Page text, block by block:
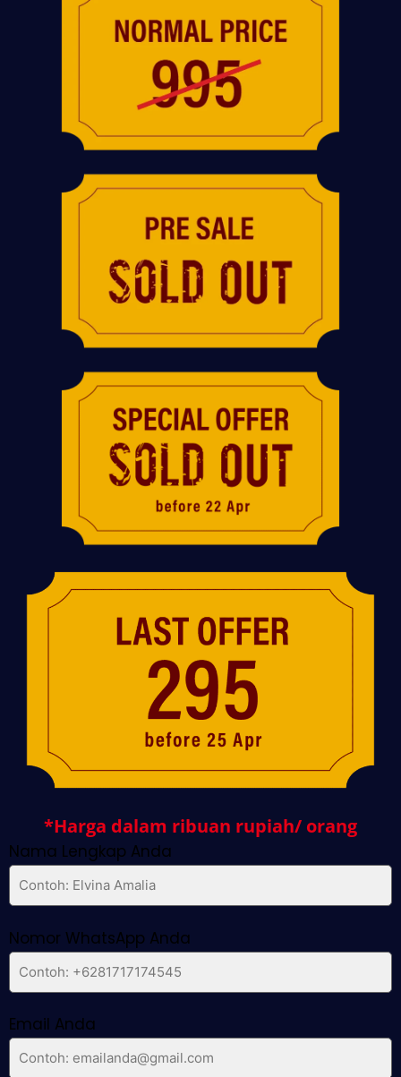
*Harga dalam ribuan rupiah/ orang
Nama Lengkap Anda
Nomor WhatsApp Anda
Email Anda